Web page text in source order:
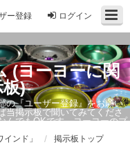
ログイン
ー登録
(ヨーヨーに関
)
の『ユーザー登録』をお願い
当掲示板で聞いてみてくださ
んでもOKです。ヨーヨーのプ
ンド」 掲示板トップ